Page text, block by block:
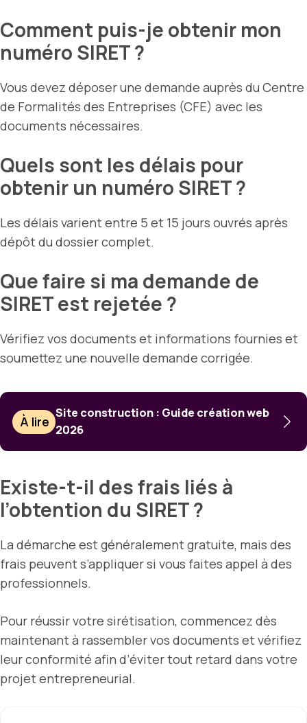
Comment puis-je obtenir mon
numéro SIRET ?
Vous devez déposer une demande auprès du Centre
de Formalités des Entreprises (CFE) avec les
documents nécessaires.
Quels sont les délais pour
obtenir un numéro SIRET ?
Les délais varient entre 5 et 15 jours ouvrés après
dépôt du dossier complet.
Que faire si ma demande de
SIRET est rejetée ?
Vérifiez vos documents et informations fournies et
soumettez une nouvelle demande corrigée.
À lire
Site construction : Guide création web
2026
Existe-t-il des frais liés à
l’obtention du SIRET ?
La démarche est généralement gratuite, mais des
frais peuvent s’appliquer si vous faites appel à des
professionnels.
Pour réussir votre sirétisation, commencez dès
maintenant à rassembler vos documents et vérifiez
leur conformité afin d’éviter tout retard dans votre
projet entrepreneurial.